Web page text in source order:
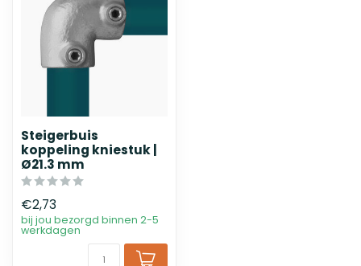
Steigerbuis
koppeling kniestuk |
Ø21.3 mm
€2,73
bij jou bezorgd binnen 2-5
werkdagen